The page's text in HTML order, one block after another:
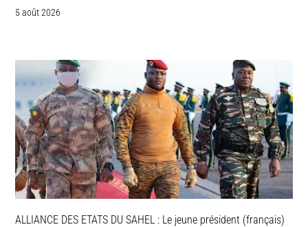
5 août 2026
ALLIANCE DES ETATS DU SAHEL : Le jeune président (français)